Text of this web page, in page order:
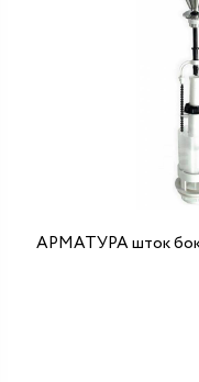
АРМАТУРА шток